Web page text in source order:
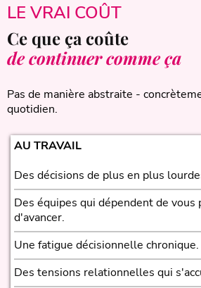
LE VRAI COÛT
Ce que ça coûte
de continuer comme ça
Pas de manière abstraite -
quotidien.
AU TRAVAIL
Des décisions de plus en plus
Des équipes qui dépendent de vous
d'avancer.
Une fatigue décisionnelle chronique.
Des tensions relationnelles qui